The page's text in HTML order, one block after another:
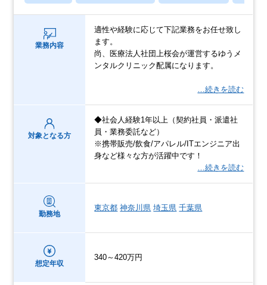
業務内容
適性や経験に応じて下記業務をお任せ致し
ます。
尚、医療法人社団上桜会が運営するゆうメ
ンタルクリニック配属になります。
…続きを読む
対象となる方
◆社会人経験1年以上（契約社員・派遣社
員・業務委託など）
※携帯販売/飲食/アパレル/ITエンジニア出
身など様々な方が活躍中です！
…続きを読む
勤務地
東京都 神奈川県 埼玉県 千葉県
想定年収
340～420万円